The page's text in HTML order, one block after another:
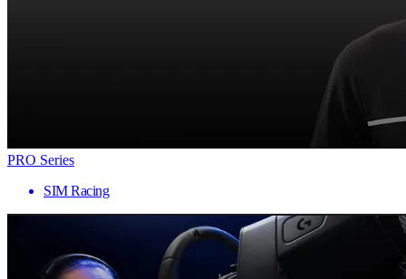
PRO Series
SIM Racing